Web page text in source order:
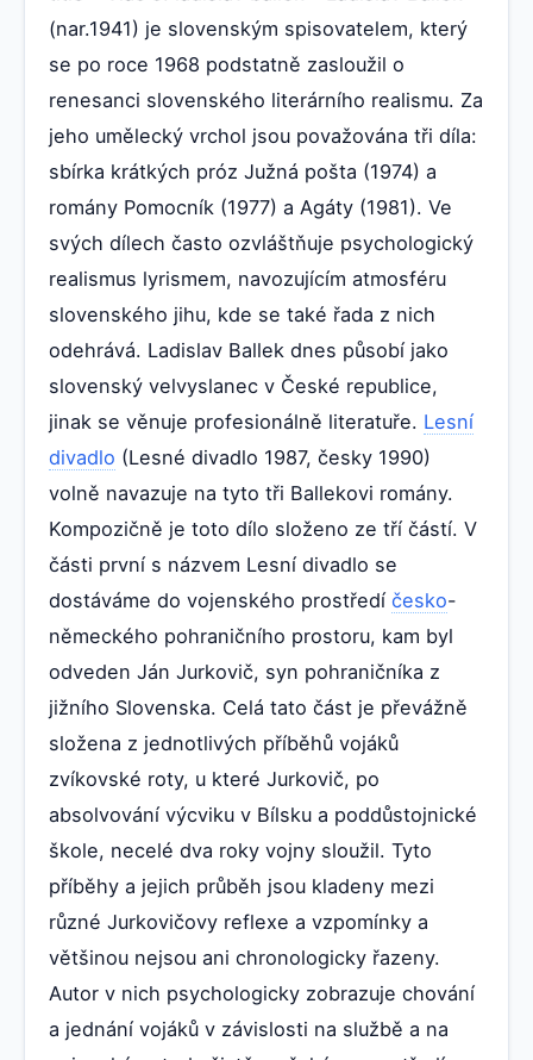
(nar.1941) je slovenským spisovatelem, který
se po roce 1968 podstatně zasloužil o
renesanci slovenského literárního realismu. Za
jeho umělecký vrchol jsou považována tři díla:
sbírka krátkých próz Južná pošta (1974) a
romány Pomocník (1977) a Agáty (1981). Ve
svých dílech často ozvláštňuje psychologický
realismus lyrismem, navozujícím atmosféru
slovenského jihu, kde se také řada z nich
odehrává. Ladislav Ballek dnes působí jako
slovenský velvyslanec v České republice,
jinak se věnuje profesionálně literatuře. Lesní
divadlo (Lesné divadlo 1987, česky 1990)
volně navazuje na tyto tři Ballekovi romány.
Kompozičně je toto dílo složeno ze tří částí. V
části první s názvem Lesní divadlo se
dostáváme do vojenského prostředí česko-
německého pohraničního prostoru, kam byl
odveden Ján Jurkovič, syn pohraničníka z
jižního Slovenska. Celá tato část je převážně
složena z jednotlivých příběhů vojáků
zvíkovské roty, u které Jurkovič, po
absolvování výcviku v Bílsku a poddůstojnické
škole, necelé dva roky vojny sloužil. Tyto
příběhy a jejich průběh jsou kladeny mezi
různé Jurkovičovy reflexe a vzpomínky a
většinou nejsou ani chronologicky řazeny.
Autor v nich psychologicky zobrazuje chování
a jednání vojáků v závislosti na službě a na